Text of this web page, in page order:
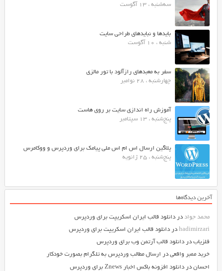
سه‌شنبه ، 13 آگوست
بایدها و نبایدهای طراحی سایت
شنبه ، 10 آگوست
سفر به معبدهای رازآلود با تور مالزی
چهارشنبه ، 28 نوامبر
آموزش راه اندازی سایت بر روی هاست
پنج‌شنبه ، 13 سپتامبر
پلاگین ارسال اس ام اس ملی پیامک برای وردپرس و ووکامرس
پنج‌شنبه ، 25 ژانویه
آخرین دیدگاه‌ها
محمد جواددر دانلود قالب ایران اسکریپت برای وردپرس
hadimirzariدر دانلود قالب ایران اسکریپت برای وردپرس
فلزیابدر دانلود قالب آرتمن وب برای وردپرس
خرید ممبر واقعیدر ارسال مطالب وردپرس به تلگرام بصورت خودکار
احساندر دانلود افزونه باکس اخبار Znews برای وردپرس